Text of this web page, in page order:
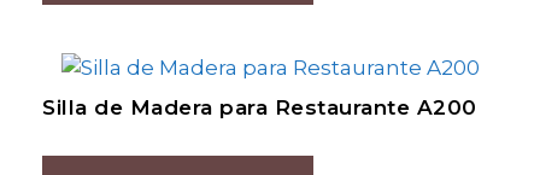
Silla de Madera para Restaurante A200